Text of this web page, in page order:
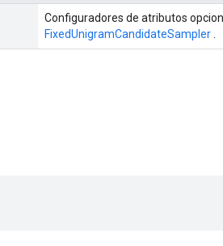
Configuradores de atributos
FixedUnigramCandidateSampler